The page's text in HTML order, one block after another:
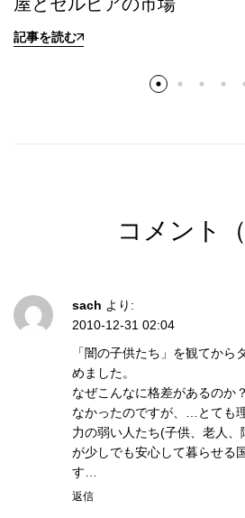
記事を読む
コメント（
sach より:
2010-12-31 02:04
「闇の子供たち」を観てか
めました。
なぜこんなに格差があるのか
なかったのですが、…とても
力の弱い人たち(子供、老人
が少しでも安心して暮らせる
す…
返信